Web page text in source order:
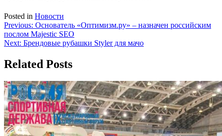
Posted in Новости
Навигация
по
Previous: Основатель «Оптимизм.ру» – назначен российским
послом Majestic SEO
Next: Брендовые рубашки Styler для мачо
Related Posts